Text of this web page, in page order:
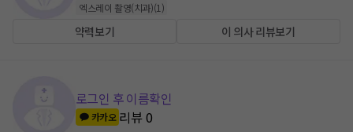
엑스레이 촬영(치과)(1 )
약력보기 이 의사 리뷰보기
로그인 후 이름확인
카카오 리뷰0